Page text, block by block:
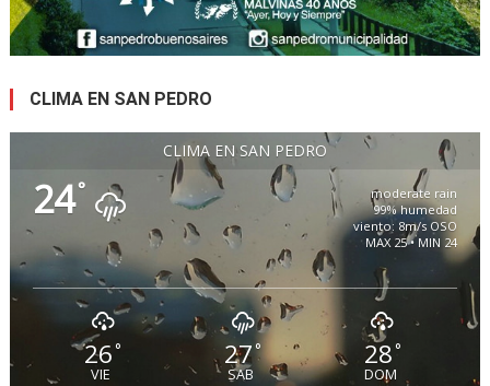
CLIMA EN SAN PEDRO
CLIMA EN SAN PEDRO
24°
moderate rain
99% humedad
viento: 8m/s OSO
MAX 25 • MIN 24
26°
VIE
27 °
SAB
28°
DOM